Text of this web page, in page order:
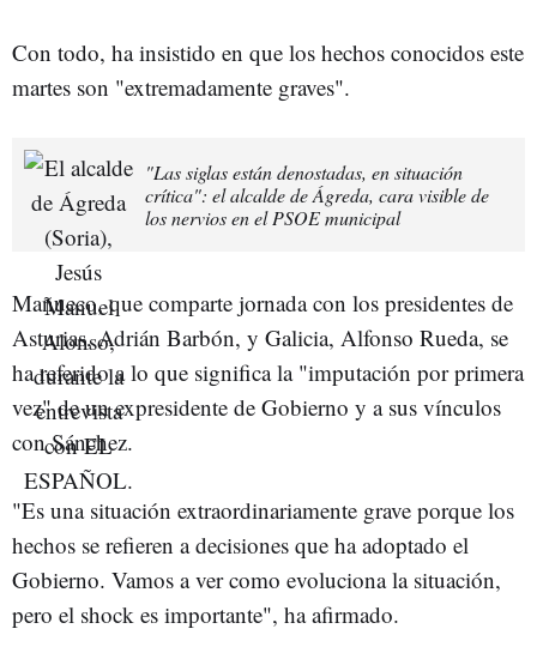
Con todo, ha insistido en que los hechos conocidos este
martes son "extremadamente graves".
"Las siglas están denostadas, en situación
crítica": el alcalde de Ágreda, cara visible de
los nervios en el PSOE municipal
Mañueco, que comparte jornada con los presidentes de
Asturias, Adrián Barbón, y Galicia, Alfonso Rueda, se
ha referido a lo que significa la "imputación por primera
vez" de un expresidente de Gobierno y a sus vínculos
con Sánchez.
"Es una situación extraordinariamente grave porque los
hechos se refieren a decisiones que ha adoptado el
Gobierno. Vamos a ver como evoluciona la situación,
pero el shock es importante", ha afirmado.